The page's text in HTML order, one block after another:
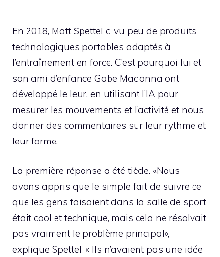
En 2018, Matt Spettel a vu peu de produits
technologiques portables adaptés à
l’entraînement en force. C’est pourquoi lui et
son ami d’enfance Gabe Madonna ont
développé le leur, en utilisant l’IA pour
mesurer les mouvements et l’activité et nous
donner des commentaires sur leur rythme et
leur forme.
La première réponse a été tiède. «Nous
avons appris que le simple fait de suivre ce
que les gens faisaient dans la salle de sport
était cool et technique, mais cela ne résolvait
pas vraiment le problème principal»,
explique Spettel. « Ils n’avaient pas une idée